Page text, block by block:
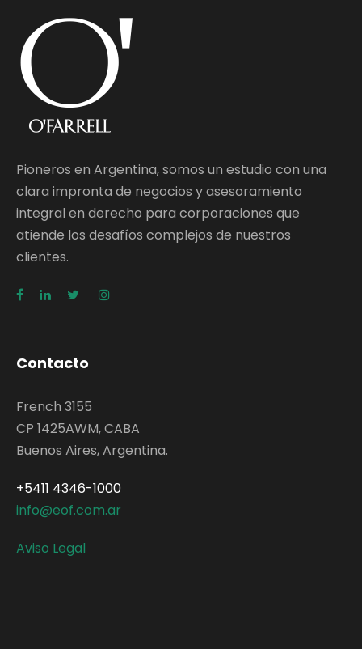
Pioneros en Argentina, somos un estudio con una
clara impronta de negocios y asesoramiento
integral en derecho para corporaciones que
atiende los desafíos complejos de nuestros
clientes.
Contacto
French 3155
CP 1425AWM, CABA
Buenos Aires, Argentina.
+5411 4346-1000
info@eof.com.ar
Aviso Legal